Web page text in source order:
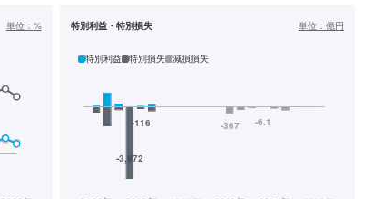
単位： % 特別利益・特別損失 単位： 億円
特別利益 特別損失 減損損失